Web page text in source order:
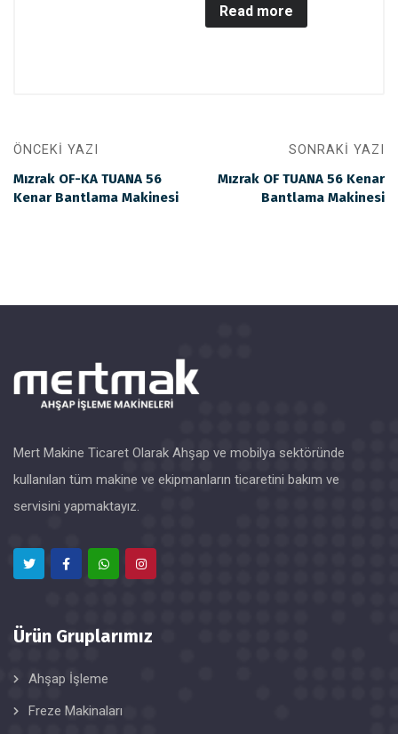
Read more
ÖNCEKI YAZI
Mızrak OF-KA TUANA 56
Kenar Bantlama Makinesi
SONRAKI YAZI
Mızrak OF TUANA 56 Kenar
Bantlama Makinesi
Mert Makine Ticaret Olarak Ahşap ve mobilya sektöründe
kullanılan tüm makine ve ekipmanların ticaretini bakım ve
servisini yapmaktayız.
Ürün Gruplarımız
Ahşap İşleme
Freze Makinaları